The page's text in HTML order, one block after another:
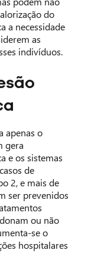
do
a necessidade
as
indivíduos.
apenas o
gera
e os sistemas
de
2, e mais de
ser prevenidos
ou não
se o
hospitalares